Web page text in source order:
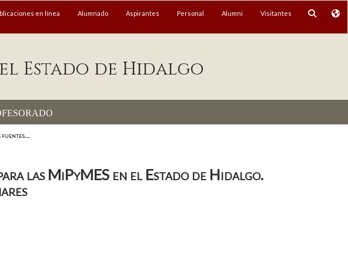
en línea Alumnado Aspirantes Personal Alumni Visitantes
Estado de Hidalgo
fuentes...
las MiPyMES en el Estado de Hidalgo.